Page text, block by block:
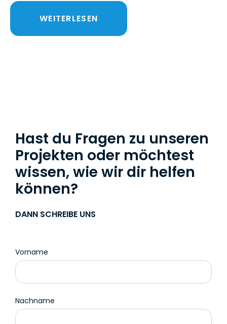
WEITERLESEN
Hast du Fragen zu unseren
Projekten oder möchtest
wissen, wie wir dir helfen
können?
DANN SCHREIBE UNS
Vorname
Nachname